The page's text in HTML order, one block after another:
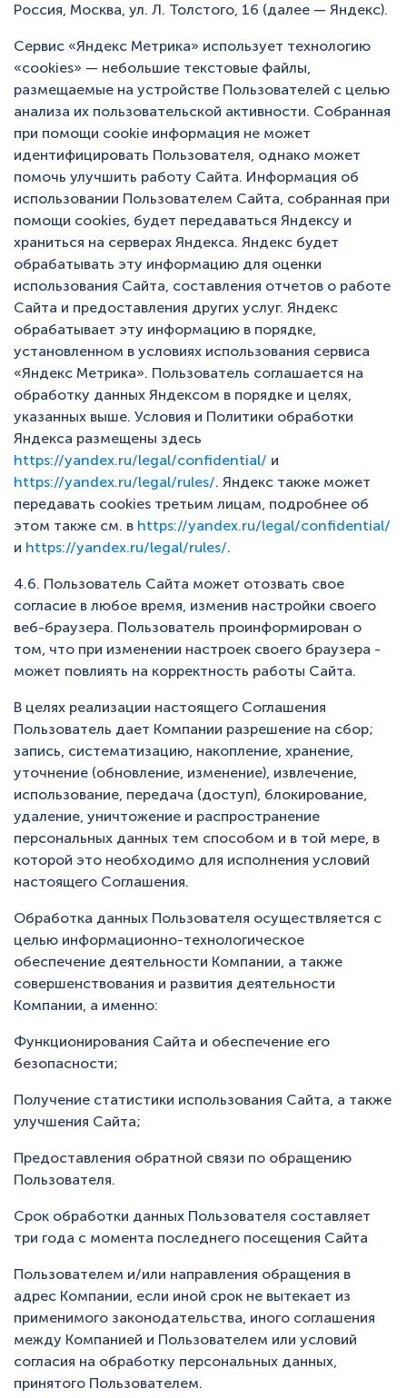
Россия, Москва, ул. Л. Толстого, 16 (далее — Яндекс).
Сервис «Яндекс Метрика» использует технологию
«cookies» — небольшие текстовые файлы,
размещаемые на устройстве Пользователей с целью
анализа их пользовательской активности. Собранная
при помощи cookie информация не может
идентифицировать Пользователя, однако может
помочь улучшить работу Сайта. Информация об
использовании Пользователем Сайта, собранная при
помощи cookies, будет передаваться Яндексу и
храниться на серверах Яндекса. Яндекс будет
обрабатывать эту информацию для оценки
использования Сайта, составления отчетов о работе
Сайта и предоставления других услуг. Яндекс
обрабатывает эту информацию в порядке,
установленном в условиях использования сервиса
«Яндекс Метрика». Пользователь соглашается на
обработку данных Яндексом в порядке и целях,
указанных выше. Условия и Политики обработки
Яндекса размещены здесь
https://yandex.ru/legal/confidential/ и
https://yandex.ru/legal/rules/. Яндекс также может
передавать cookies третьим лицам, подробнее об
этом также см. в https://yandex.ru/legal/confidential/
и https://yandex.ru/legal/rules/.
4.6. Пользователь Сайта может отозвать свое
согласие в любое время, изменив настройки своего
веб-браузера. Пользователь проинформирован о
том, что при изменении настроек своего браузера -
может повлиять на корректность работы Сайта.
В целях реализации настоящего Соглашения
Пользователь дает Компании разрешение на сбор;
запись, систематизацию, накопление, хранение,
уточнение (обновление, изменение), извлечение,
использование, передача (доступ), блокирование,
удаление, уничтожение и распространение
персональных данных тем способом и в той мере, в
которой это необходимо для исполнения условий
настоящего Соглашения.
Обработка данных Пользователя осуществляется с
целью информационно-технологическое
обеспечение деятельности Компании, а также
совершенствования и развития деятельности
Компании, а именно:
Функционирования Сайта и обеспечение его
безопасности;
Получение статистики использования Сайта, а также
улучшения Сайта;
Предоставления обратной связи по обращению
Пользователя.
Срок обработки данных Пользователя составляет
три года с момента последнего посещения Сайта
Пользователем и/или направления обращения в
адрес Компании, если иной срок не вытекает из
применимого законодательства, иного соглашения
между Компанией и Пользователем или условий
согласия на обработку персональных данных,
принятого Пользователем.